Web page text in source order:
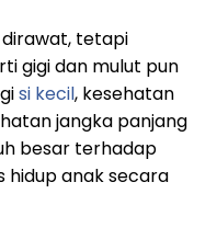
tetapi
gigi dan mulut pun
si kecil, kesehatan
jangka panjang
besar terhadap
hidup anak secara